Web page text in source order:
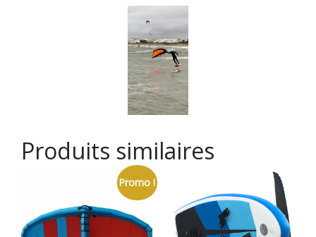
Produits similaires
Promo !